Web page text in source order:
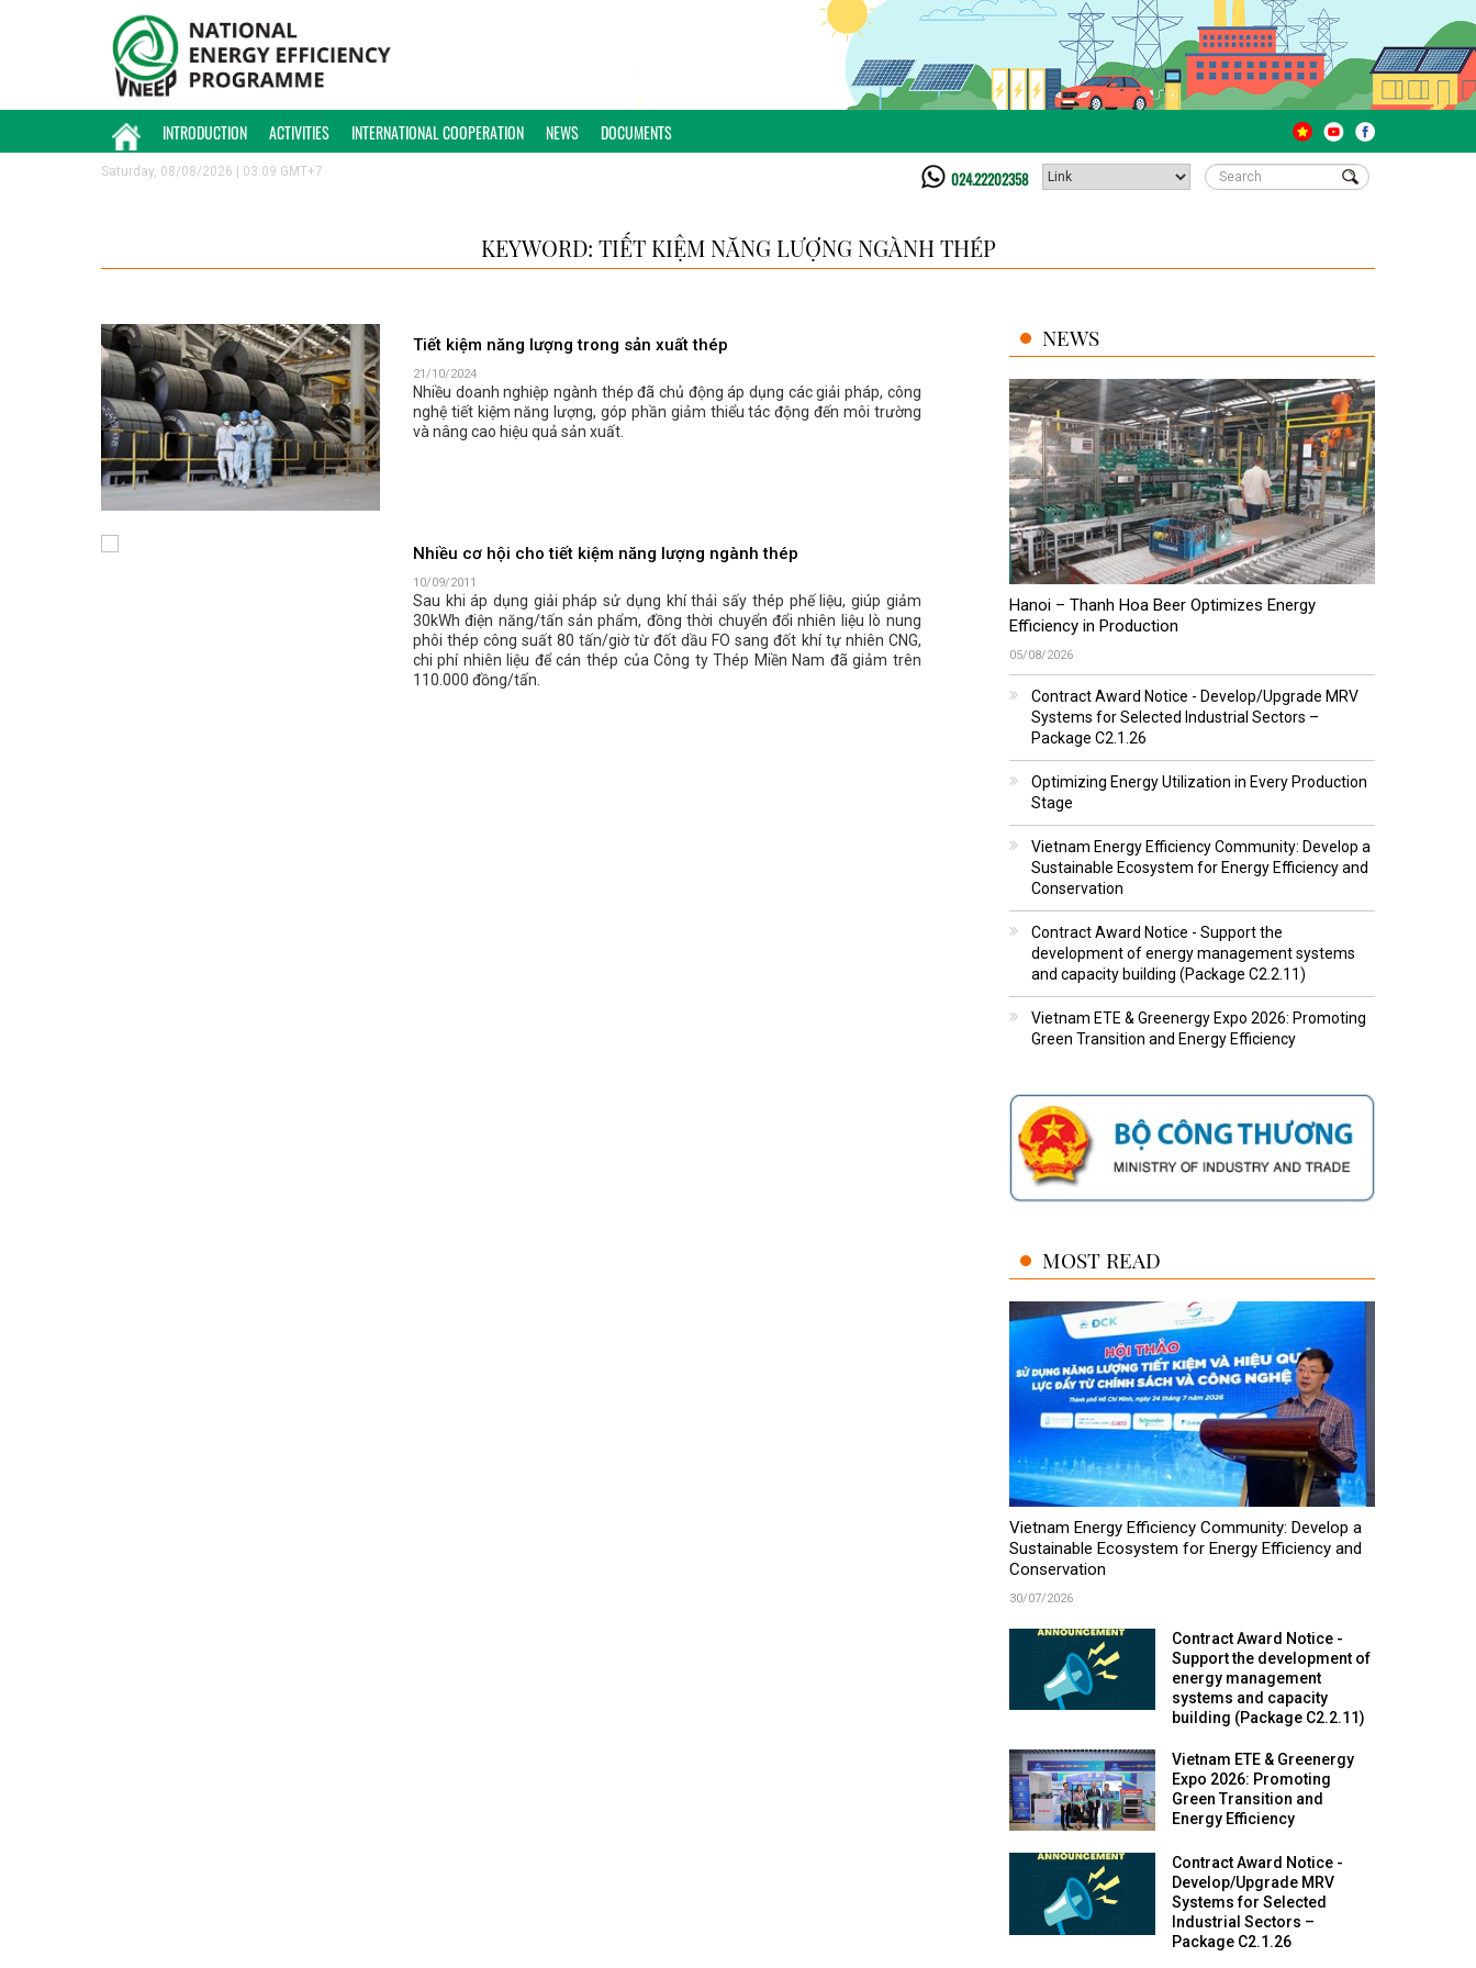
INTRODUCTION ACTIVITIES INTERNATIONAL COOPERATION NEWS DOCUMENTS
Saturday, 08/08/2026 | 03:09 GMT+7 024.22202358
KEYWORD: TIẾT KIỆM NĂNG LƯỢNG NGÀNH THÉP
Tiết kiệm năng lượng trong sản xuất thép
21/10/2024
Nhiều doanh nghiệp ngành thép đã chủ động áp dụng các giải pháp, công
nghệ tiết kiệm năng lượng, góp phần giảm thiểu tác động đến môi trường
và nâng cao hiệu quả sản xuất.
Nhiều cơ hội cho tiết kiệm năng lượng ngành thép
10/09/2011
Sau khi áp dụng giải pháp sử dụng khí thải sấy thép phế liệu, giúp giảm
30kWh điện năng/tấn sản phẩm, đồng thời chuyển đổi nhiên liệu lò nung
phôi thép công suất 80 tấn/giờ từ đốt dầu FO sang đốt khí tự nhiên CNG,
chi phí nhiên liệu để cán thép của Công ty Thép Miền Nam đã giảm trên
110.000 đồng/tấn.
NEWS
Hanoi – Thanh Hoa Beer Optimizes Energy
Efficiency in Production
05/08/2026
Contract Award Notice - Develop/Upgrade MRV
Systems for Selected Industrial Sectors –
Package C2.1.26
Optimizing Energy Utilization in Every Production
Stage
Vietnam Energy Efficiency Community: Develop a
Sustainable Ecosystem for Energy Efficiency and
Conservation
Contract Award Notice - Support the
development of energy management systems
and capacity building (Package C2.2.11)
Vietnam ETE & Greenergy Expo 2026: Promoting
Green Transition and Energy Efficiency
MOST READ
Vietnam Energy Efficiency Community: Develop a
Sustainable Ecosystem for Energy Efficiency and
Conservation
30/07/2026
Contract Award Notice -
Support the development of
energy management
systems and capacity
building (Package C2.2.11)
Vietnam ETE & Greenergy
Expo 2026: Promoting
Green Transition and
Energy Efficiency
Contract Award Notice -
Develop/Upgrade MRV
Systems for Selected
Industrial Sectors –
Package C2.1.26